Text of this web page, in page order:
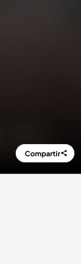
Compartir